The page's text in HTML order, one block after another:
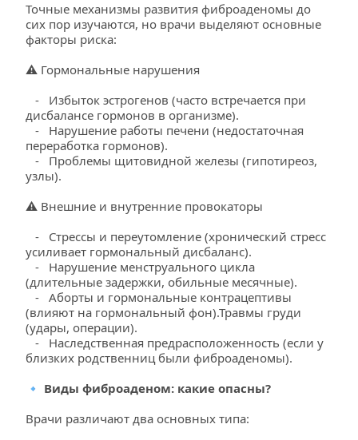
Точные механизмы развития фиброаденомы до
сих пор изучаются, но врачи выделяют основные
факторы риска:
⚠️ Гормональные нарушения
дисбалансе гормонов в организме).
переработка гормонов).
узлы).
⚠️ Внешние и внутренние провокаторы
усиливает гормональный дисбаланс).
(длительные задержки, обильные месячные).
(влияют на гормональный фон).Травмы груди
(удары, операции).
близких родственниц были фиброаденомы).
🔹 Виды фиброаденом: какие опасны?
Врачи различают два основных типа: